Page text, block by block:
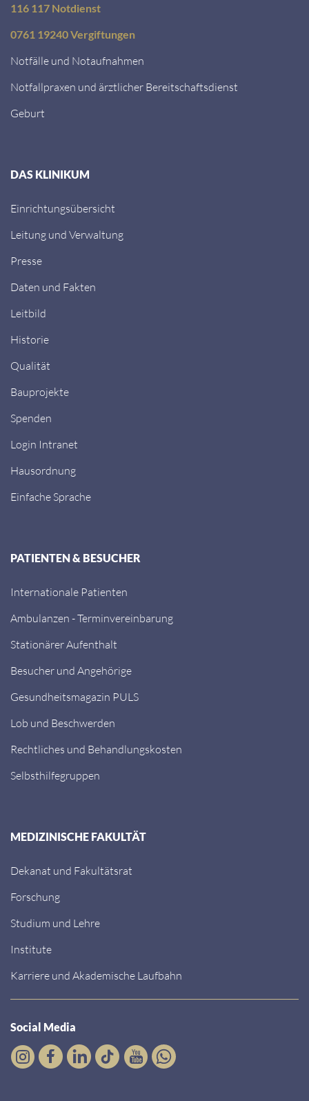
116 117 Notdienst
0761 19240 Vergiftungen
Notfälle und Notaufnahmen
Notfallpraxen und ärztlicher Bereitschaftsdienst
Geburt
DAS KLINIKUM
Einrichtungsübersicht
Leitung und Verwaltung
Presse
Daten und Fakten
Leitbild
Historie
Qualität
Bauprojekte
Spenden
Login Intranet
Hausordnung
Einfache Sprache
PATIENTEN & BESUCHER
Internationale Patienten
Ambulanzen - Terminvereinbarung
Stationärer Aufenthalt
Besucher und Angehörige
Gesundheitsmagazin PULS
Lob und Beschwerden
Rechtliches und Behandlungskosten
Selbsthilfegruppen
MEDIZINISCHE FAKULTÄT
Dekanat und Fakultätsrat
Forschung
Studium und Lehre
Institute
Karriere und Akademische Laufbahn
Social Media